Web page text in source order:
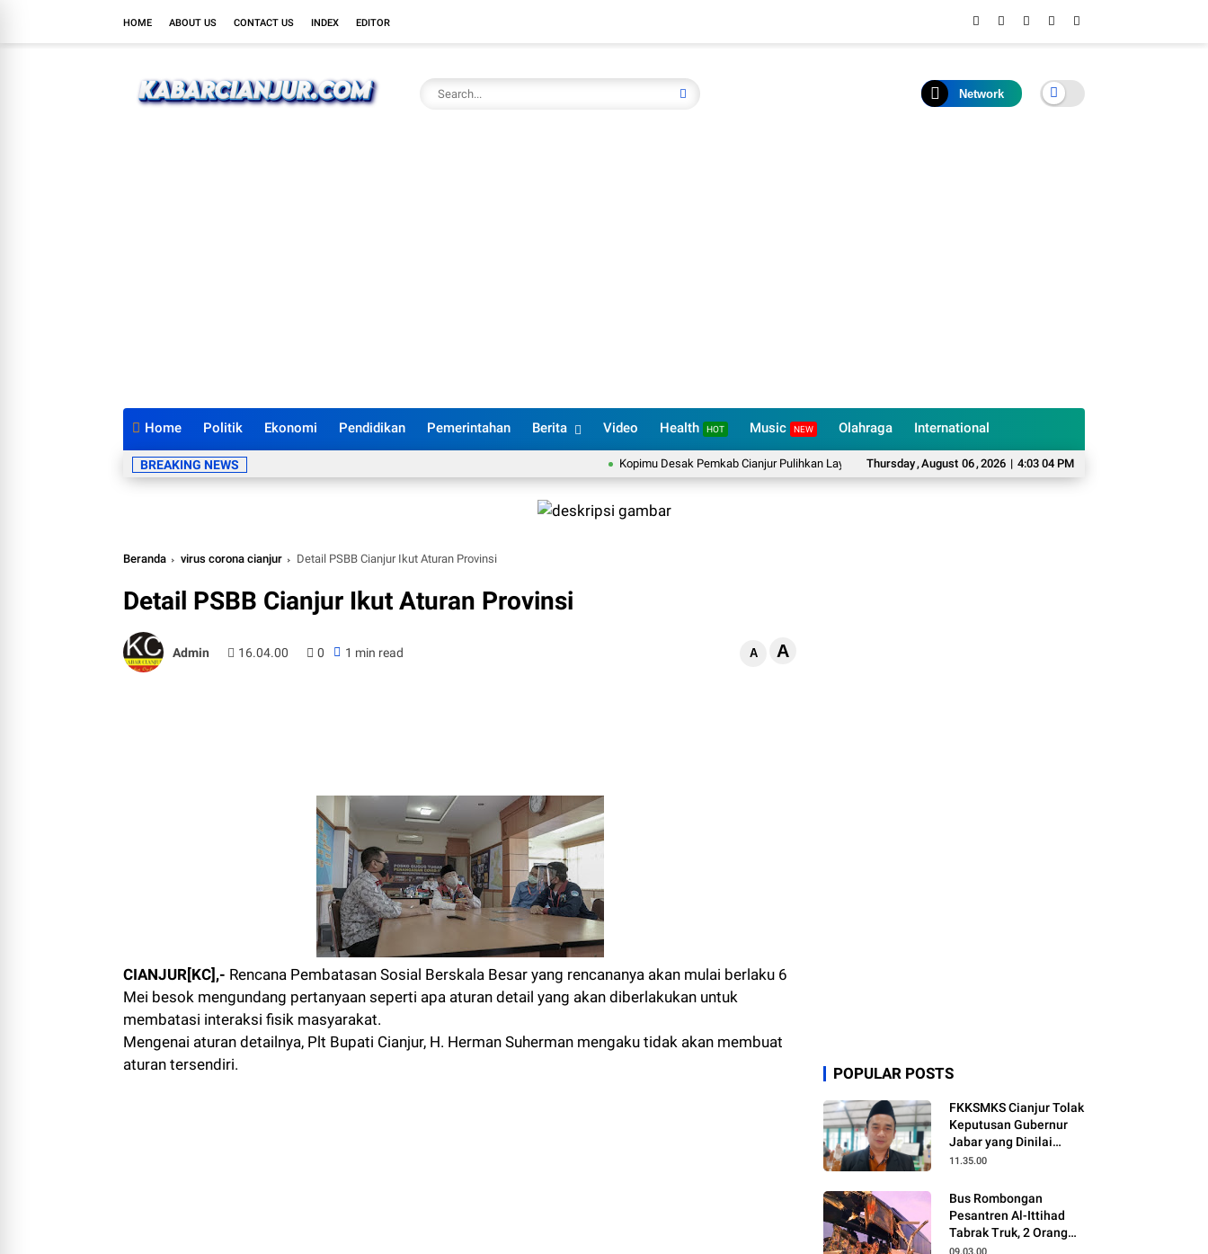
HOME ABOUT US CONTACT US INDEX EDITOR
Network
Home Politik Ekonomi Pendidikan Pemerintahan Berita Video Health HOT Music NEW Olahraga International
Thursday,August 06,2026 | 4:03 05 PM
BREAKING NEWS Kopimu Desak Pemkab Cianjur Pulihkan Layanan UHC dan BPJS PBI untuk Warga Miskin BKPSDM Cianjur Pastikan
Beranda virus corona cianjur Detail PSBB Cianjur Ikut Aturan Provinsi
Detail PSBB Cianjur Ikut Aturan Provinsi
Admin 16.04.00 0 1 min read A A
CIANJUR[KC],- Rencana Pembatasan Sosial Berskala Besar yang rencananya akan mulai berlaku 6
Mei besok mengundang pertanyaan seperti apa aturan detail yang akan diberlakukan untuk
membatasi interaksi fisik masyarakat.
Mengenai aturan detailnya, Plt Bupati Cianjur, H. Herman Suherman mengaku tidak akan membuat
aturan tersendiri.
POPULAR POSTS
FKKSMKS Cianjur Tolak
Keputusan Gubernur
Jabar yang Dinilai
Merugikan Sekolah
11.35.00
Bus Rombongan
Pesantren Al-Ittihad
Tabrak Truk, 2 Orang
Meninggal Dunia